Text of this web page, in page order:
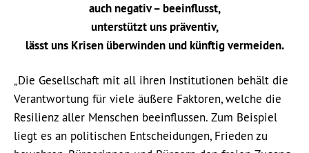
auch negativ – beeinflusst,
unterstützt uns präventiv,
lässt uns Krisen überwinden und künftig vermeiden.
„Die Gesellschaft mit all ihren Institutionen behält die
Verantwortung für viele äußere Faktoren, welche die
Resilienz aller Menschen beeinflussen. Zum Beispiel
liegt es an politischen Entscheidungen, Frieden zu